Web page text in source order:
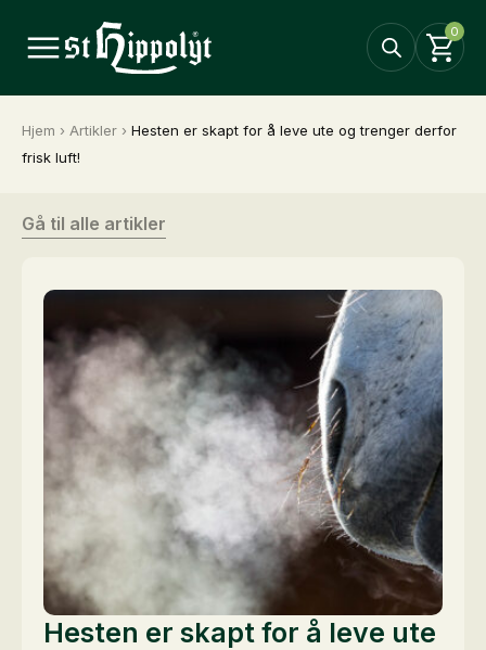
0
Hjem › Artikler › Hesten er skapt for å leve ute og trenger derfor
frisk luft!
Gå til alle artikler
Hesten er skapt for å leve ute